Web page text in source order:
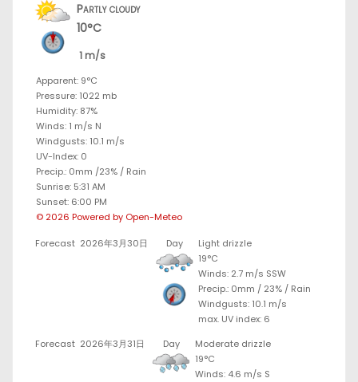
Partly cloudy
10°C
1 m/s
Apparent: 9°C
Pressure: 1022 mb
Humidity: 87%
Winds: 1 m/s N
Windgusts: 10.1 m/s
UV-Index: 0
Precip.: 0mm /23% / Rain
Sunrise: 5:31 AM
Sunset: 6:00 PM
© 2026 Powered by Open-Meteo
Forecast 2026年3月30日 Day
Light drizzle
19°C
Winds: 2.7 m/s SSW
Precip.: 0mm / 23% / Rain
Windgusts: 10.1 m/s
max. UV index: 6
Forecast 2026年3月31日 Day
Moderate drizzle
19°C
Winds: 4.6 m/s S